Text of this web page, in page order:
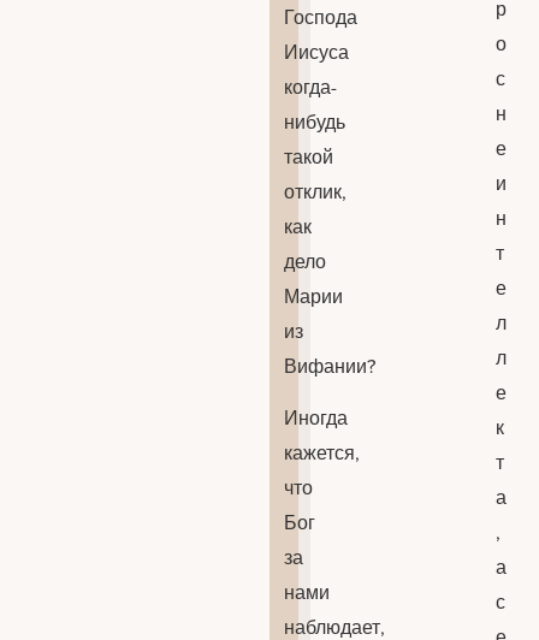
Господа
Иисуса
когда-
нибудь
такой
отклик,
как
дело
Марии
из
Вифании?
Иногда
кажется,
что
Бог
за
нами
наблюдает,
р
о
с
н
е
и
н
т
е
л
л
е
к
т
а
,
а
с